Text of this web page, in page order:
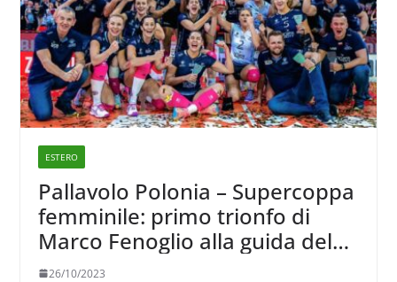
ESTERO
Pallavolo Polonia – Supercoppa
femminile: primo trionfo di
Marco Fenoglio alla guida del
Chemik Police
26/10/2023